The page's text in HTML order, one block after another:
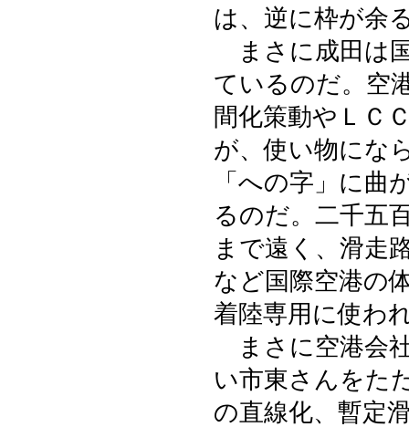
は、逆に枠が余
まさに成田は
ているのだ。空
間化策動やＬＣ
が、使い物にな
「への字」に曲
るのだ。二千五
まで遠く、滑走
など国際空港の
着陸専用に使わ
まさに空港会
い市東さんをた
の直線化、暫定